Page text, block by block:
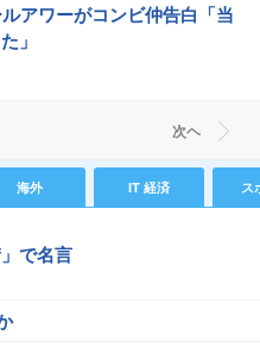
アワーがコンビ仲告白「当
」
次ヘ
海外 IT 経済 ス
で名言